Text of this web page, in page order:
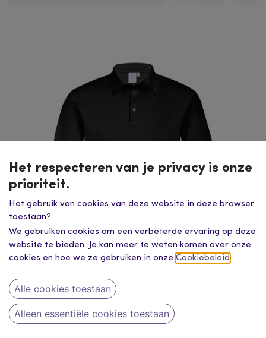
Meerdere kleuren
greiff / heren polo rf 3-kn. 66270.1405
Het respecteren van je privacy is onze
prioriteit.
Het gebruik van cookies van deze website in deze browser
toestaan?
We gebruiken cookies om een verbeterde ervaring op deze
website te bieden. Je kan meer te weten komen over onze
cookies en hoe we ze gebruiken in onze Cookiebeleid
Alle cookies toestaan
Alleen essentiële cookies toestaan